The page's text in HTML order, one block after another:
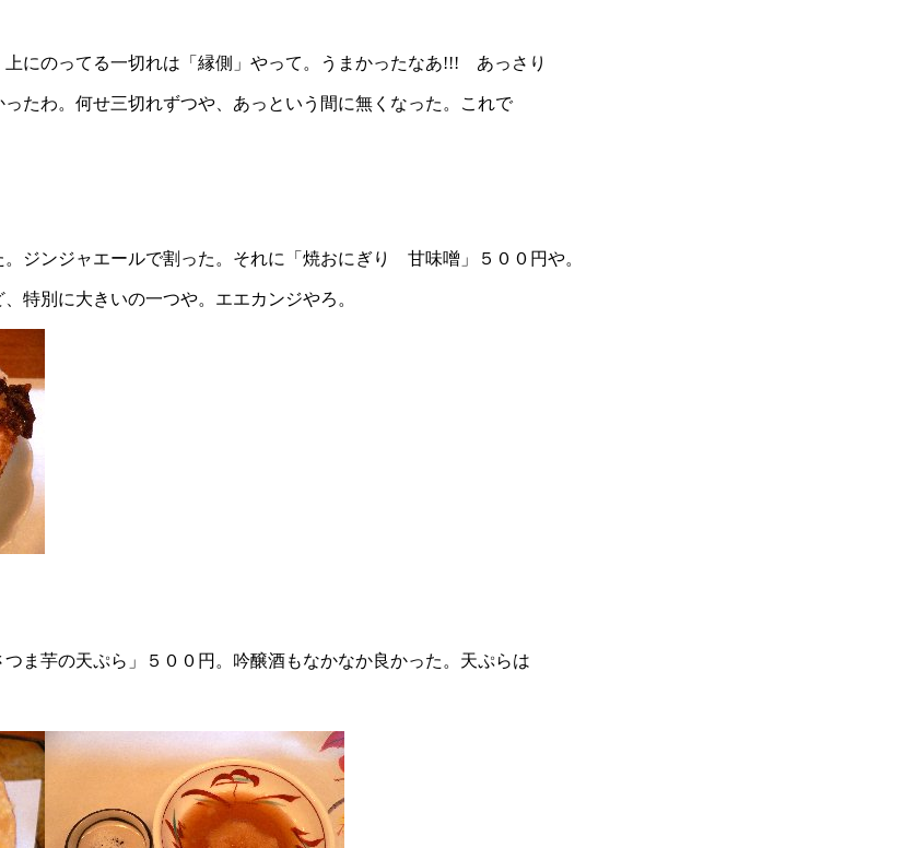
にのってる一切れは「縁側」やって。うまかったなあ!!! あっさり
たわ。何せ三切れずつや、あっという間に無くなった。これで
ンジャエールで割った。それに「焼おにぎり 甘味噌」５００円や。
特別に大きいの一つや。エエカンジやろ。
芋の天ぷら」５００円。吟醸酒もなかなか良かった。天ぷらは